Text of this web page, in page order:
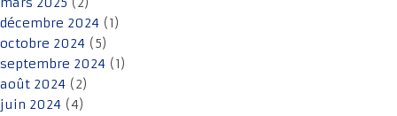
décembre 2024 (1)
octobre 2024 (5)
septembre 2024 (1)
août 2024 (2)
juin 2024 (4)